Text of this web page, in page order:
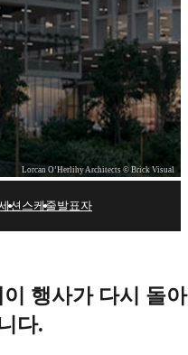
Lorcan O’Herlihy Architects © Brick Visual
2020
목), 2020 | Online
션 스케줄발표자
행사가 다시 돌아
다.